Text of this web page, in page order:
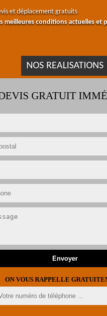
et déplacement gratuits
meilleures conditions actuelles et
NOS REALISATIONS
GRATUIT
ON VOUS RAPPELLE